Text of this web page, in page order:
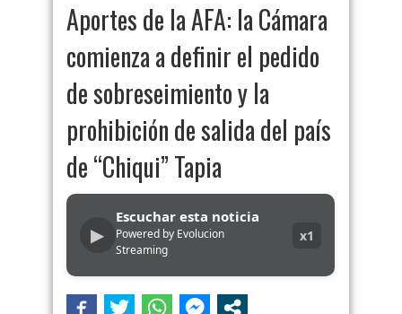
Aportes de la AFA: la Cámara
comienza a definir el pedido
de sobreseimiento y la
prohibición de salida del país
de “Chiqui” Tapia
▶
Escuchar esta noticia
Powered by Evolucion
Streaming
x1